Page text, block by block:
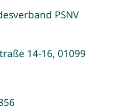
PSNV
14-16, 01099